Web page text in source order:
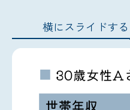
横にスライドす